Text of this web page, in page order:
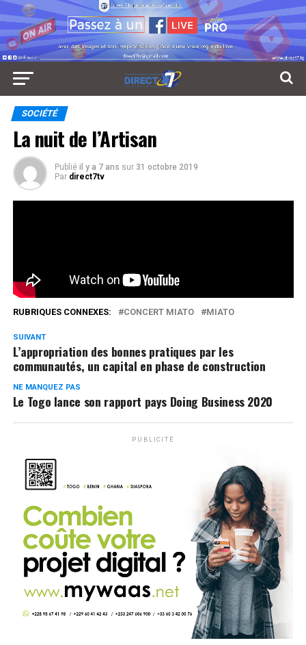
SOCIÉTÉ
La nuit de l’Artisan
Publié il y a 7 ans sur 31 octobre 2019
Par direct7tv
RUBRIQUES CONNEXES: CONCERT MIATO MIATO
SUIVANT
L’appropriation des bonnes pratiques par les
communautés, un capital en phase de construction
NE MANQUEZ PAS
Le Togo lance son rapport pays Doing Business 2020
PUBLICITÉ